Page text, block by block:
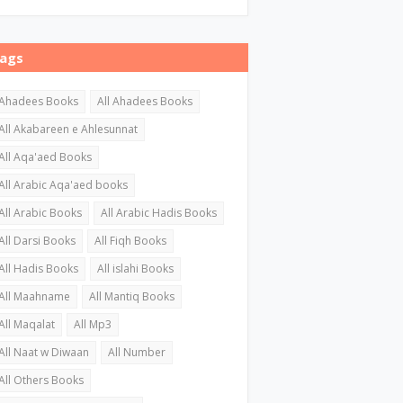
Books
All Ahadees Books
Akabareen e Ahlesunnat
Aqa'aed Books
Arabic Aqa'aed books
Arabic Books
All Arabic Hadis Books
Darsi Books
All Fiqh Books
Hadis Books
All islahi Books
Maahname
All Mantiq Books
Maqalat
All Mp3
Naat w Diwaan
All Number
Others Books